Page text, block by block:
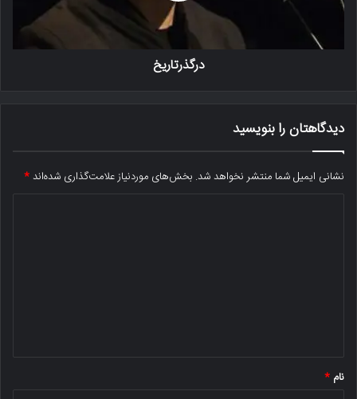
درگذرتاریخ
دیدگاهتان را بنویسید
نشانی ایمیل شما منتشر نخواهد شد. بخش‌های موردنیاز علامت‌گذاری شده‌اند*
نام *